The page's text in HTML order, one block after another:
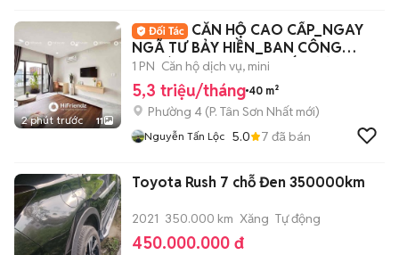
2 phút trước 11
CĂN HỘ CAO CẤP_NGAY
NGÃ TƯ BẢY HIỀN_BAN CÔNG
THOÁNG_FULL NỘI THẤT MỚI
1 PN Căn hộ dịch vụ, mini
5,3 triệu/tháng 40 m²
Phường 4 (P. Tân Sơn Nhất mới)
Nguyễn Tấn Lộc 5.0 7 đã bán
Toyota Rush 7 chỗ Đen 350000km
2021 350.000 km Xăng Tự động
450.000.000 đ